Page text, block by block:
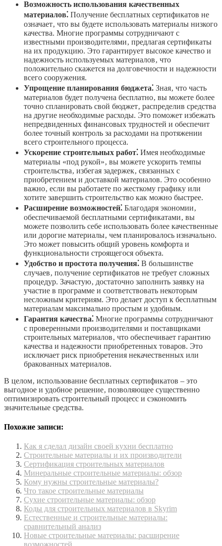
Возможность использования качественных
материалов⁚ Получение бесплатных сертификатов не
означает‚ что вы будете использовать материалы низкого
качества. Многие программы сотрудничают с
известными производителями‚ предлагая сертификаты
на их продукцию. Это гарантирует высокое качество и
надежность используемых материалов‚ что
положительно скажется на долговечности и надежности
всего сооружения.
Упрощение планирования бюджета⁚ Зная‚ что часть
материалов будет получена бесплатно‚ вы можете более
точно спланировать свой бюджет‚ распределив средства
на другие необходимые расходы. Это поможет избежать
непредвиденных финансовых трудностей и обеспечит
более точный контроль за расходами на протяжении
всего строительного процесса.
Ускорение строительных работ⁚ Имея необходимые
материалы «под рукой»‚ вы можете ускорить темпы
строительства‚ избегая задержек‚ связанных с
приобретением и доставкой материалов. Это особенно
важно‚ если вы работаете по жесткому графику или
хотите завершить строительство как можно быстрее.
Расширение возможностей⁚ Благодаря экономии‚
обеспечиваемой бесплатными сертификатами‚ вы
можете позволить себе использовать более качественные
или дорогие материалы‚ чем планировалось изначально.
Это может повысить общий уровень комфорта и
функциональности строящегося объекта.
Удобство и простота получения⁚ В большинстве
случаев‚ получение сертификатов не требует сложных
процедур. Зачастую‚ достаточно заполнить заявку на
участие в программе и соответствовать некоторым
несложным критериям. Это делает доступ к бесплатным
материалам максимально простым и удобным.
Гарантия качества⁚ Многие программы сотрудничают
с проверенными производителями и поставщиками
строительных материалов‚ что обеспечивает гарантию
качества и надежности приобретенных товаров. Это
исключает риск приобретения некачественных или
бракованных материалов.
В целом‚ использование бесплатных сертификатов – это
выгодное и удобное решение‚ позволяющее существенно
оптимизировать строительный процесс и сэкономить
значительные средства.
Похожие записи:
Как я сделал дизайн своей кухни бесплатно
Строительные материалы и их производители
Сертификация строительных материалов
Минеральные строительные материалы: обзор
Кому нужны строительные материалы?
Что такое строительные материалы
Сухие строительные материалы: обзор
Коды для строительных материалов в Skyrim
Естественные и строительные материалы:
сравнительный анализ
Новые строительные материалы: расширение